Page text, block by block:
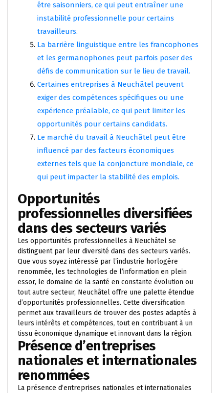
être saisonniers, ce qui peut entraîner une
instabilité professionnelle pour certains
travailleurs.
La barrière linguistique entre les francophones
et les germanophones peut parfois poser des
défis de communication sur le lieu de travail.
Certaines entreprises à Neuchâtel peuvent
exiger des compétences spécifiques ou une
expérience préalable, ce qui peut limiter les
opportunités pour certains candidats.
Le marché du travail à Neuchâtel peut être
influencé par des facteurs économiques
externes tels que la conjoncture mondiale, ce
qui peut impacter la stabilité des emplois.
Opportunités
professionnelles diversifiées
dans des secteurs variés
Les opportunités professionnelles à Neuchâtel se
distinguent par leur diversité dans des secteurs variés.
Que vous soyez intéressé par l’industrie horlogère
renommée, les technologies de l’information en plein
essor, le domaine de la santé en constante évolution ou
tout autre secteur, Neuchâtel offre une palette étendue
d’opportunités professionnelles. Cette diversification
permet aux travailleurs de trouver des postes adaptés à
leurs intérêts et compétences, tout en contribuant à un
tissu économique dynamique et innovant dans la région.
Présence d’entreprises
nationales et internationales
renommées
La présence d’entreprises nationales et internationales